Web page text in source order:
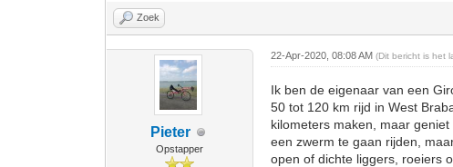
Zoek
Pieter
Opstapper
22-Apr-2020, 08:08 AM(Dit bericht is het
Ik ben de eigenaar van een
50 tot 120 km rijd in West
kilometers maken, maar
een zwerm te gaan rijden,
open of dichte liggers, roeiers